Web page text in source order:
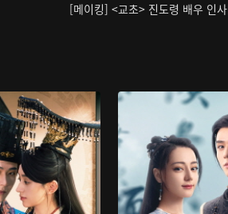
[메이킹] <교초> 진도령 배우 인사